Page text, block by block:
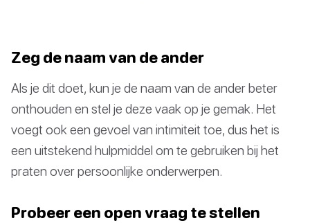
Zeg de naam van de ander
Als je dit doet, kun je de naam van de ander beter
onthouden en stel je deze vaak op je gemak. Het
voegt ook een gevoel van intimiteit toe, dus het is
een uitstekend hulpmiddel om te gebruiken bij het
praten over persoonlijke onderwerpen.
Probeer een open vraag te stellen